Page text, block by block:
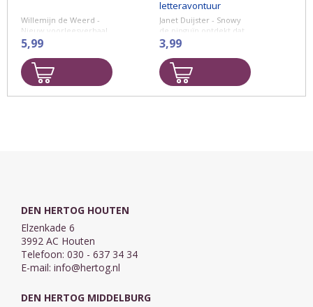
Willemijn de Weerd -
Nieuw voorleesverhaal
van Willemijn de Weerd
over Sara en Ruben en
bijzondere
grootouders. Sluit aan
bij het thema van de
Kinderboekenweek
5,99
letteravontuur
Janet Duijster - Snowy
de pinguïn ontdekt dat
hij geen letters op zijn
buik heeft.
Papa en mama hebben
dat wel, hoe kan dat?
Hij gaat ...
3,99
DEN HERTOG HOUTEN
Elzenkade 6
3992 AC Houten
Telefoon: 030 - 637 34 34
E-mail: info@hertog.nl
DEN HERTOG MIDDELBURG